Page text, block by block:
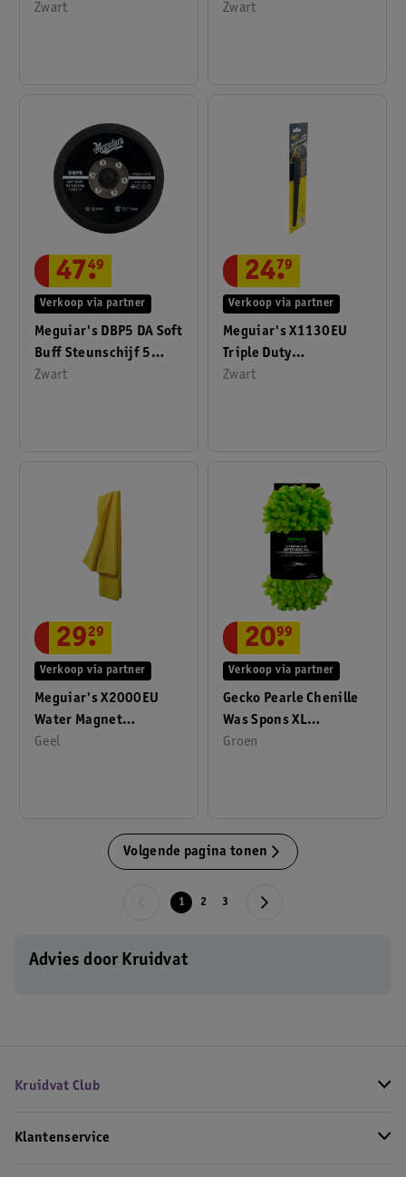
Borstel Groot
Zwart
Zwart
Meguiar's DBP5 DA Soft
Buff Steunschijf 5
Inch
Zwart
Verkoop via partner
47.
49
Meguiar's X1130EU
Triple Duty
Detailingborstel
Zwart
Verkoop via partner
24.
79
Meguiar's X2000EU
Water Magnet
Droogdoek
Geel
Verkoop via partner
29.
29
Gecko Pearle Chenille
Was Spons XL
24x10x6cm
Groen
Verkoop via partner
20.
99
Volgende pagina tonen
1 2 3
Advies door Kruidvat
Kruidvat Club
Klantenservice